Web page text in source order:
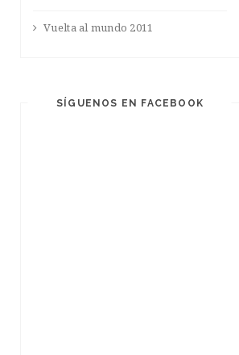
Vuelta al mundo 2011
SÍGUENOS EN FACEBOOK